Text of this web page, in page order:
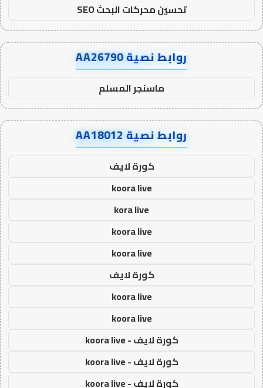
تحسين محركات البحث SEO
روابط نصية AA26790
ماسنجر المسلم
روابط نصية AA18012
كورة لايف
koora live
kora live
koora live
koora live
كورة لايف
koora live
koora live
كورة لايف - koora live
كورة لايف - koora live
كورة لايف - koora live